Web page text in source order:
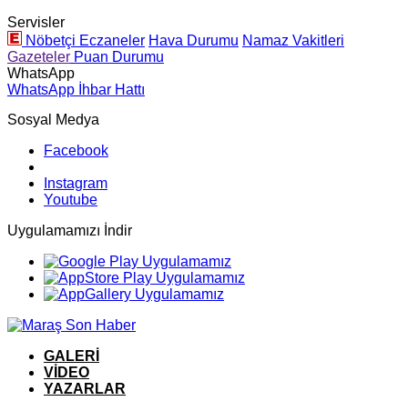
Servisler
Nöbetçi Eczaneler Hava Durumu Namaz Vakitleri
Gazeteler Puan Durumu
WhatsApp
WhatsApp İhbar Hattı
Sosyal Medya
Facebook
Instagram
Youtube
Uygulamamızı İndir
GALERİ
VİDEO
YAZARLAR